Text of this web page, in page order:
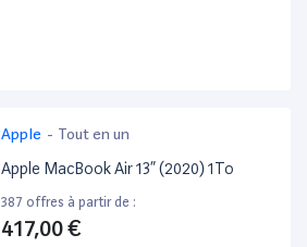
Apple - Tout en un
Apple MacBook Air 13” (2020) 1To
387 offres à partir de :
417,00 €